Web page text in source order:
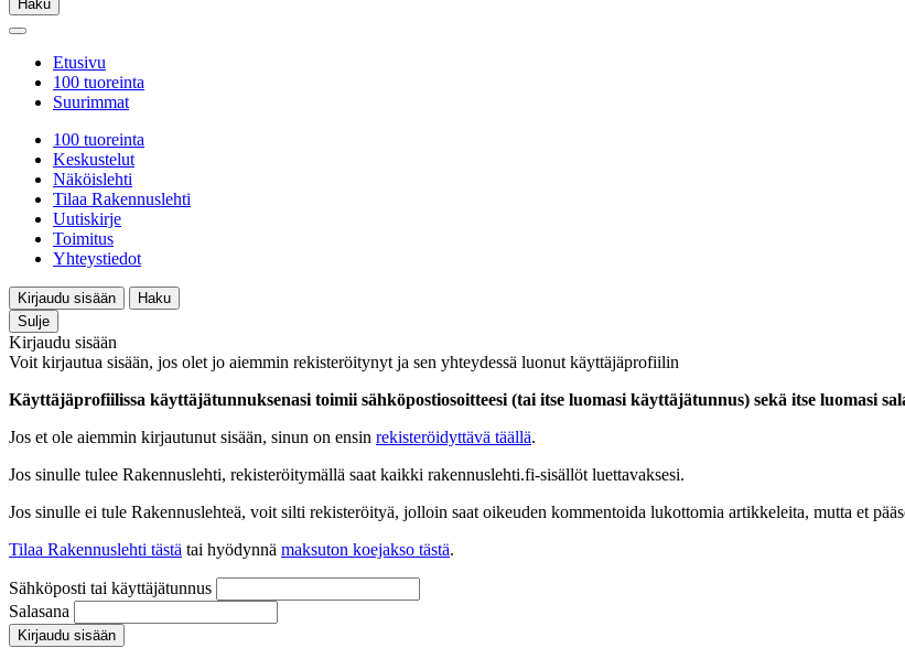
Haku
Etusivu
100 tuoreinta
Suurimmat
100 tuoreinta
Keskustelut
Näköislehti
Tilaa Rakennuslehti
Uutiskirje
Toimitus
Yhteystiedot
Kirjaudu sisään
Haku
Sulje
Kirjaudu sisään
Voit kirjautua sisään, jos olet jo aiemmin rekisteröitynyt ja sen yhteydessä luonut käyttäjäprofiilin
Käyttäjäprofiilissa käyttäjätunnuksenasi toimii sähköpostiosoitteesi (tai itse luomasi käyttäjätunnus) sekä itse luomasi
Jos et ole aiemmin kirjautunut sisään, sinun on ensin rekisteröidyttävä täällä.
Jos sinulle tulee Rakennuslehti, rekisteröitymällä saat kaikki rakennuslehti.fi-sisällöt luettavaksesi.
Jos sinulle ei tule Rakennuslehteä, voit silti rekisteröityä, jolloin saat oikeuden kommentoida lukottomia artikkeleita, mutta et
Tilaa Rakennuslehti tästä tai hyödynnä maksuton koejakso tästä.
Sähköposti tai käyttäjätunnus
Salasana
Kirjaudu sisään